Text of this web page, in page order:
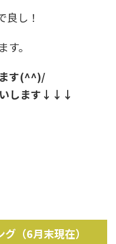
良し！
。
す(^^)/
いします↓↓↓
（6月末現在）